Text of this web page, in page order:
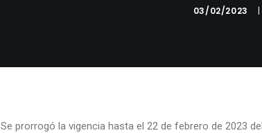
03/02/2023 |
Se prorrogó la vigencia hasta el 22 de febrero de 2023